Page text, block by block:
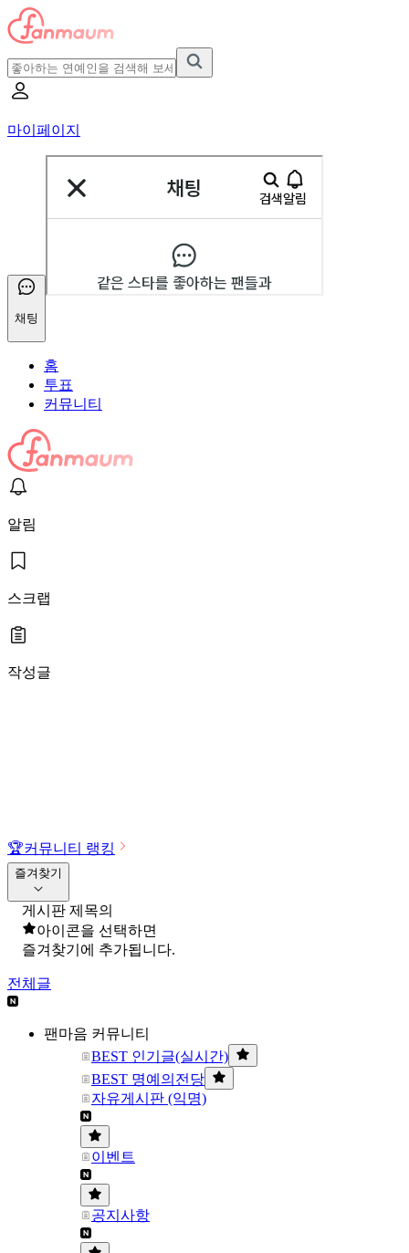
마이페이지
채팅
홈
투표
커뮤니티
알림
스크랩
작성글
🏆커뮤니티 랭킹
즐겨찾기
게시판 제목의
아이콘을 선택하면
즐겨찾기에 추가됩니다.
전체글
팬마음 커뮤니티
BEST 인기글(실시간)
BEST 명예의전당
자유게시판 (익명)
이벤트
공지사항